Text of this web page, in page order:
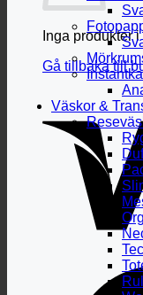
Inga produkter
Gå tillbaka till
Väskor &